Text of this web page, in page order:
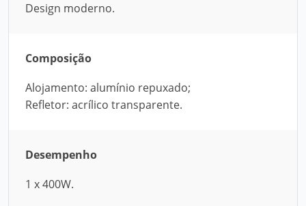
Design moderno.
Composição
Alojamento: alumínio repuxado;
Refletor: acrílico transparente.
Desempenho
1 x 400W.